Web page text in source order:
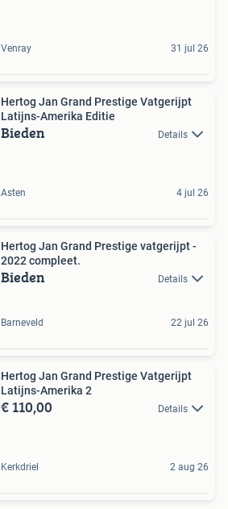
Venray 31 jul 26
Hertog Jan Grand Prestige Vatgerijpt
Latijns-Amerika Editie
Bieden Details
Asten 4 jul 26
Hertog Jan Grand Prestige vatgerijpt -
2022 compleet.
Bieden Details
Barneveld 22 jul 26
Hertog Jan Grand Prestige Vatgerijpt
Latijns-Amerika 2
€ 110,00 Details
Kerkdriel 2 aug 26